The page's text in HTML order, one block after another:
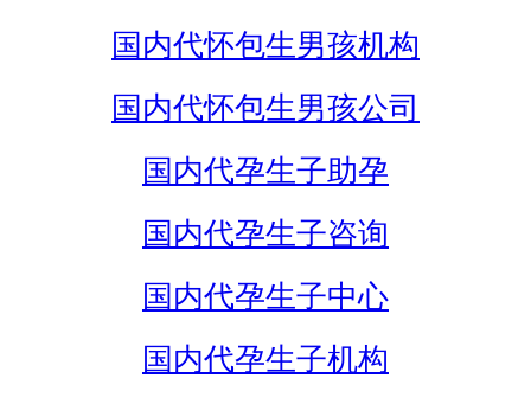
国内代怀包生男孩机构
国内代怀包生男孩公司
国内代孕生子助孕
国内代孕生子咨询
国内代孕生子中心
国内代孕生子机构